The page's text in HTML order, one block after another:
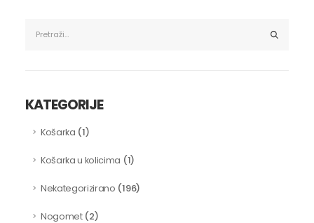
KATEGORIJE
Košarka (1)
Košarka u kolicima (1)
Nekategorizirano (196)
Nogomet(2)